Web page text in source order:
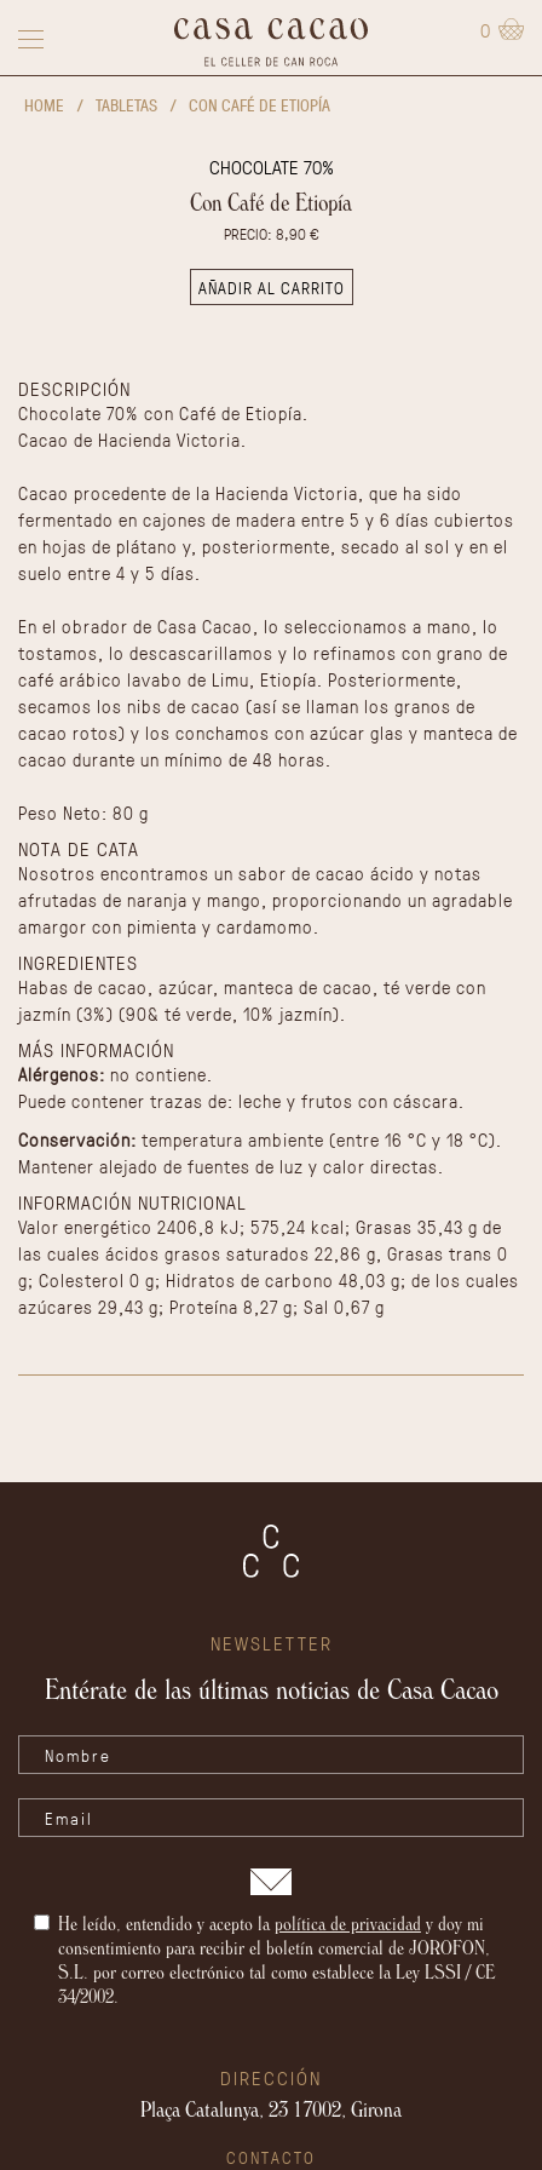
0
HOME / TABLETAS / CON CAFÉ DE ETIOPÍA
CHOCOLATE 70%
Con Café de Etiopía
PRECIO: 8,90 €
AÑADIR AL CARRITO
DESCRIPCIÓN
Chocolate 70% con Café de Etiopía.
Cacao de Hacienda Victoria.
Cacao procedente de la Hacienda Victoria, que ha sido
fermentado en cajones de madera entre 5 y 6 días cubiertos
en hojas de plátano y, posteriormente, secado al sol y en el
suelo entre 4 y 5 días.
En el obrador de Casa Cacao, lo seleccionamos a mano, lo
tostamos, lo descascarillamos y lo refinamos con grano de
café arábico lavabo de Limu, Etiopía. Posteriormente,
secamos los nibs de cacao (así se llaman los granos de
cacao rotos) y los conchamos con azúcar glas y manteca de
cacao durante un mínimo de 48 horas.
Peso Neto: 80 g
NOTA DE CATA
Nosotros encontramos un sabor de cacao ácido y notas
afrutadas de naranja y mango, proporcionando un agradable
amargor con pimienta y cardamomo.
INGREDIENTES
Habas de cacao, azúcar, manteca de cacao, té verde con
jazmín (3%) (90& té verde, 10% jazmín).
MÁS INFORMACIÓN
Alérgenos: no contiene.
Puede contener trazas de: leche y frutos con cáscara.
Conservación: temperatura ambiente (entre 16 °C y 18 °C).
Mantener alejado de fuentes de luz y calor directas.
INFORMACIÓN NUTRICIONAL
Valor energético 2406,8 kJ; 575,24 kcal; Grasas 35,43 g de
las cuales ácidos grasos saturados 22,86 g, Grasas trans 0
g; Colesterol 0 g; Hidratos de carbono 48,03 g; de los cuales
azúcares 29,43 g; Proteína 8,27 g; Sal 0,67 g
NEWSLETTER
Entérate de las últimas noticias de Casa Cacao
He leído, entendido y acepto la política de privacidad y doy mi
consentimiento para recibir el boletín comercial de JOROFON,
S.L. por correo electrónico tal como establece la Ley LSSI / CE
34/2002.
DIRECCIÓN
Plaça Catalunya, 23 17002, Girona
CONTACTO